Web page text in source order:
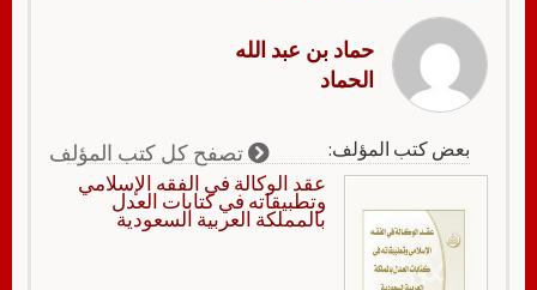
حماد بن عبد الله
الحماد
بعض كتب المؤلف: تصفح كل كتب المؤلف
عقد الوكالة في الفقه الإسلامي
وتطبيقاته في كتابات العدل
بالمملكة العربية السعودية